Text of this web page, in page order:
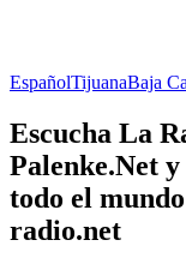
EspañolTijuanaBaja
Escucha La
Palenke.Net y
todo el
radio.net